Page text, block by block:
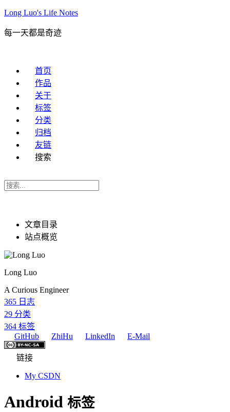
Long Luo's Life Notes
每一天都是奇迹
首页
作品
关于
标签
分类
归档
友链
搜索
文章目录
站点概览
Long Luo
A Curious Engineer
365 日志
29 分类
364 标签
GitHub
ZhiHu LinkedIn E-Mail
链接
My CSDN
Android 标签